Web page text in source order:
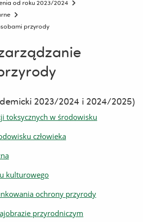
od roku 2023/2024
przyrody
2023/2024 i 2024/2025)
toksycznych w środowisku
człowieka
kulturowego
ochrony przyrody
przyrodniczym